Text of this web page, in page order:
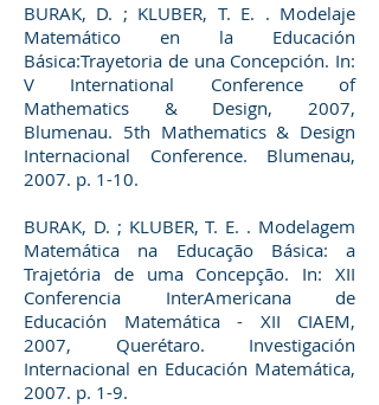
BURAK, D. ; KLUBER, T. E. . Modelaje
Matemático en la Educación
Básica:Trayetoria de una Concepción. In:
V International Conference of
Mathematics & Design, 2007,
Blumenau. 5th Mathematics & Design
Internacional Conference. Blumenau,
2007. p. 1-10.
BURAK, D. ; KLUBER, T. E. . Modelagem
Matemática na Educação Básica: a
Trajetória de uma Concepção. In: XII
Conferencia InterAmericana de
Educación Matemática - XII CIAEM,
2007, Querétaro. Investigación
Internacional en Educación Matemática,
2007. p. 1-9.